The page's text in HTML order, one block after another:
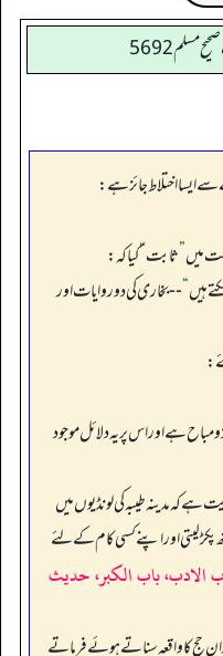
مسلم 5692
ایسا اختلاط جائز ہے:
میں”ثابت“کیا کہ:
ہیں“-- بخاری کی دو روایات اور
ہے اور اس پر یہ دلائل موجود
کہ مدینہ طیبہ کی لونڈیوں میں
پکڑ لیتی اور اپنے کسی کام کے لئے
الادب، باب الكبر، حديث
حج کا واقعہ سناتے ہوئے فرماتے